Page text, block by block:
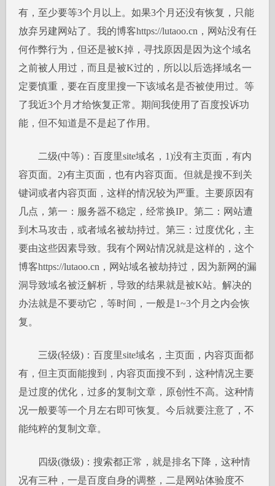
有，至少要等3个月以上。如果3个月还没有恢复，只能
放弃另建网站了。我的博客https://lutaoo.cn，网站没有任
何作弊行为，但还是被K掉，寻找原因是因为这个域名
之前被人用过，而且是被K过的，所以以后选择域名一
定要慎重，要在百度里搜一下该域名是否被使用过。等
了我近3个月才给恢复正常。期间我使用了百度投诉功
能，但不知道是不是起了作用。
二级(中等)：百度里site域名，1)没有主页面，有内
容页面。2)有主页面，也有内容页面。但就是搜不到关
键词或者内容页面，这样的情况较为严重。主要原因有
几点，第一：服务器不稳定，经常换IP。第二：网站遭
到木马攻击，或者域名被劫持过。第三：过度优化，主
要由这些因素导致。我有个网站情况就是这样的，这个
博客https://lutaoo.cn，网站域名被劫持过，因为新网的漏
洞导致域名被泛解析，导致的结果就是被K站。解决的
办法就是不要动它，等时间，一般是1~3个月之内会恢
复。
三级(轻级)：百度里site域名，主页面，内容页面都
有，但主页面能搜到，内容页面搜不到，这种情况主要
是过度的优化，过多的复制文章，原创性不高。这种情
况一般要等一个月左右即可恢复。今后就要注意了，不
能纯粹的复制文章。
四级(微级)：搜索都正常，就是排名下降，这种情
况有三种，一是百度自身的调整，二是网站体验度不